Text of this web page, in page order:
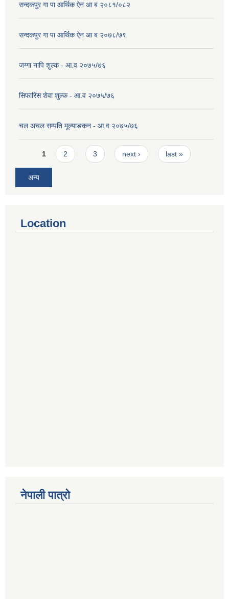
सन्दकपुर गा पा आर्थिक ऐन आ ब २०८१/०८२
सन्दकपुर गा पा आर्थिक ऐन आ ब २०७८/७९
जग्गा नापि शुल्क - आ.व २०७५/७६
सिफारिस शेवा शुल्क - आ.व २०७५/७६
चल अचल सम्पति मूल्याङकन - आ.व २०७५/७६
Pages
1 2 3 next › last »
अन्य
Location
नेपाली पात्रो